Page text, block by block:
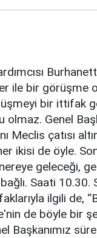
ile bir görüşme
bir ittifak
Genel
Meclis çatısı
ikisi de öyle.
geleceği,
Saati
ilgili de,
de böyle bir
Başkanımız